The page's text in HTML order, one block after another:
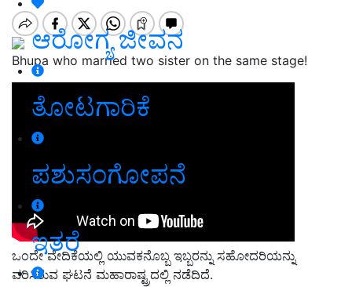
ಆರೋಗ್ಯ ಜೀವನ
ತೋಟಗಾರಿಕೆ
ಪಶುಸಂಗೋಪನೆ
ಇತರೆ
Bhupa who married two sister on the same stage!
ಒಂದೇ ವೇದಿಕೆಯಲ್ಲಿ ಯುವಕನೊಬ್ಬ ಇಬ್ಬರನ್ನು ಸಹೋದರಿಯನ್ನು
ವರಿಸಿರುವ ಘಟನೆ ಮಹಾರಾಷ್ಟ್ರದಲ್ಲಿ ನಡೆದಿದೆ.